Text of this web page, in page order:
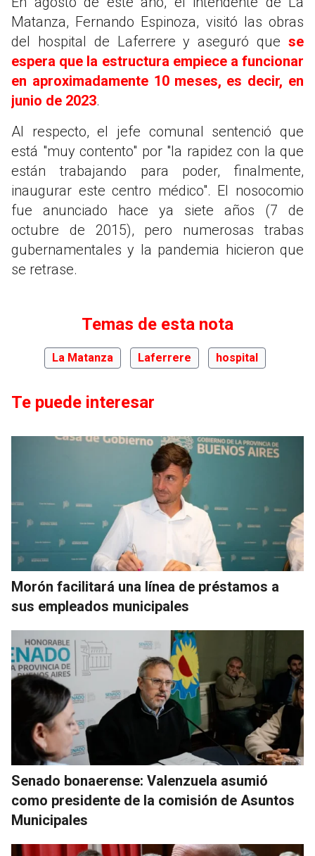
Matanza, Fernando Espinoza, visitó las obras
del hospital de Laferrere y aseguró que se
espera que la estructura empiece a funcionar
en aproximadamente 10 meses, es decir, en
junio de 2023.
Al respecto, el jefe comunal sentenció que
está "muy contento" por "la rapidez con la que
están trabajando para poder, finalmente,
inaugurar este centro médico". El nosocomio
fue anunciado hace ya siete años (7 de
octubre de 2015), pero numerosas trabas
gubernamentales y la pandemia hicieron que
se retrase.
Temas de esta nota
La Matanza Laferrere hospital
Te puede interesar
Morón facilitará una línea de préstamos a
sus empleados municipales
Senado bonaerense: Valenzuela asumió
como presidente de la comisión de Asuntos
Municipales